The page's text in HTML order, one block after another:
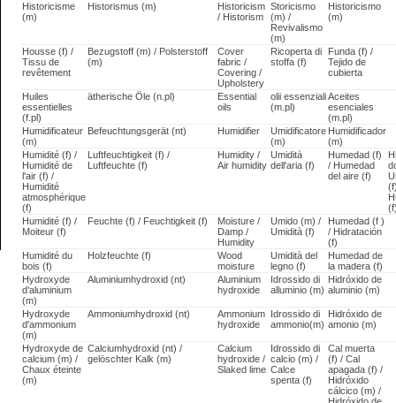
Historicisme
(m)
Historismus (m)
Historicism
/ Historism
Storicismo
(m) /
Revivalismo
(m)
Historicismo
(m)
Housse (f) /
Tissu de
revêtement
Bezugstoff (m) / Polsterstoff
(m)
Cover
fabric /
Covering /
Upholstery
Ricoperta di
stoffa (f)
Funda (f) /
Tejido de
cubierta
Huiles
essentielles
(f.pl)
ätherische Öle (n.pl)
Essential
oils
olii essenziali
(m.pl)
Aceites
esenciales
(m.pl)
Humidificateur
(m)
Befeuchtungsgerät (nt) Humidifier
Umidificatore
(m)
Humidificador
(m)
Humidité (f) /
Humidité de
l'air (f) /
Humidité
atmosphérique
(f)
Luftfeuchtigkeit (f) /
Luftfeuchte (f)
Humidity /
Air humidity
Umidità
dell'aria (f)
Humedad (f)
/ Humedad
del aire (f)
Humidité (f) /
Moiteur (f)
Feuchte (f) / Feuchtigkeit (f)
Moisture /
Damp /
Humidity
Umido (m) /
Umidità (f)
Humedad (f )
/ Hidratación
(f)
Humidité du
bois (f)
Holzfeuchte (f)
Wood
moisture
Umidità del
legno (f)
Humedad de
la madera (f)
Hydroxyde
d'aluminium
(m)
Aluminiumhydroxid (nt)
Aluminium
hydroxide
Idrossido di
alluminio (m)
Hidróxido de
aluminio (m)
Hydroxyde
d'ammonium
(m)
Ammoniumhydroxid (nt)
Ammonium
hydroxide
Idrossido di
ammonio(m)
Hidróxido de
amonio (m)
Hydroxyde de
calcium (m) /
Chaux éteinte
(m)
Calciumhydroxid (nt) /
gelöschter Kalk (m)
Calcium
hydroxide /
Slaked lime
Idrossido di
calcio (m) /
Calce
spenta (f)
Cal muerta
(f) / Cal
apagada (f) /
Hidróxido
cálcico (m) /